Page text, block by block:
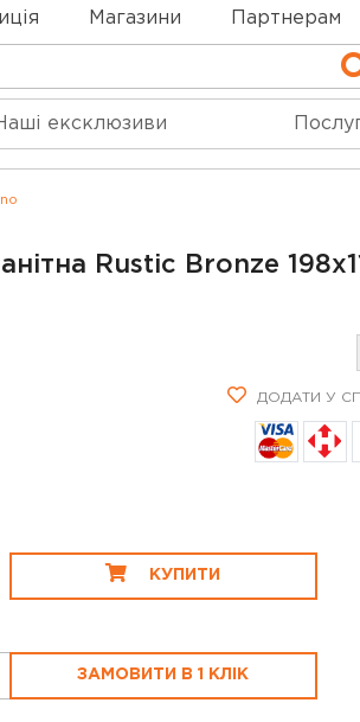
Магазини Партнерам
ексклюзиви
Rustic Bronze
ДОДАТИ У
КУПИТИ
ЗАМОВИТИ В 1 КЛІК